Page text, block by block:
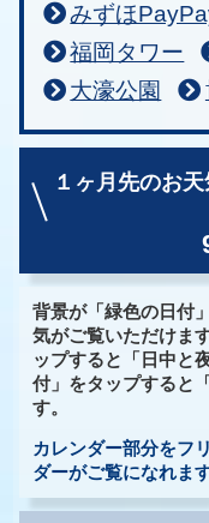
みずほ
福岡タワー
大濠公園
１ヶ月先のお天
背景が「緑色の日付
気がご覧いただけま
ップすると「日中と
付」をタップすると
す。
カレンダー部分をフ
ダーがご覧になれま